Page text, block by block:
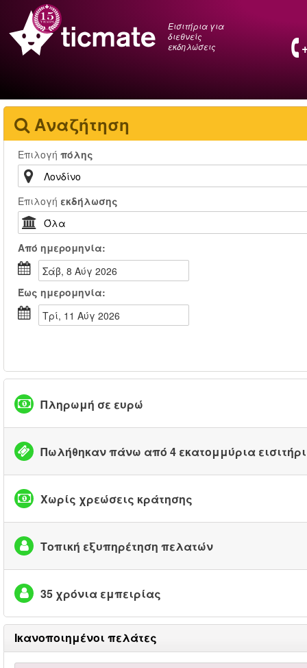
Εισιτήρια για
διεθνείς
εκδηλώσεις
Αναζήτηση
Επιλογή πόλης
Επιλογή εκδήλωσης
Από ημερομηνία:
Σάβ, 8 Αύγ 2026
Έως ημερομηνία:
Τρί, 11 Αύγ 2026
Πληρωμή σε ευρώ
Πωλήθηκαν πάνω από 4 εκατομμύρια
Χωρίς χρεώσεις κράτησης
Τοπική εξυπηρέτηση πελατών
35 χρόνια εμπειρίας
Ικανοποιημένοι πελάτες